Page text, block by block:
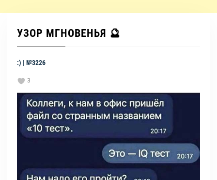
УЗОР МГНОВЕНЬЯ 🔮
:) | №3226
3